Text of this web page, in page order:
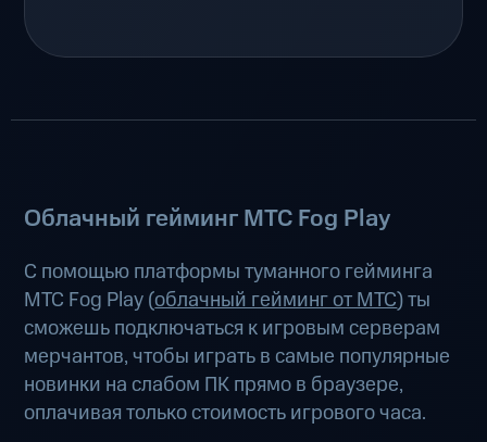
Облачный гейминг МТС Fog Play
С помощью платформы туманного гейминга
МТС Fog Play (облачный гейминг от МТС) ты
сможешь подключаться к игровым серверам
мерчантов, чтобы играть в самые популярные
новинки на слабом ПК прямо в браузере,
оплачивая только стоимость игрового часа.